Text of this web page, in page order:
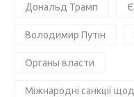
Дональд Трамп
Володимир Путін
Органы власти
Міжнародні санкції